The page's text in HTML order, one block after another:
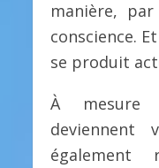
manière,
conscience.
se produit
À mesure
deviennent
également